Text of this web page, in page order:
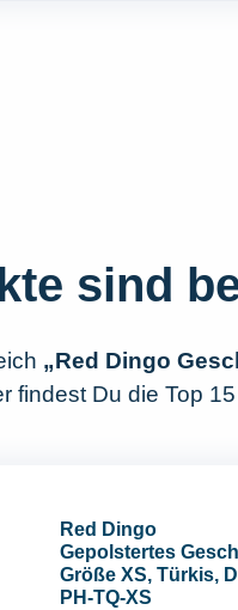
sind
„Red Dingo
findest Du die Top
Red Dingo
Gepolstertes
Größe XS, Türkis,
PH-TQ-XS